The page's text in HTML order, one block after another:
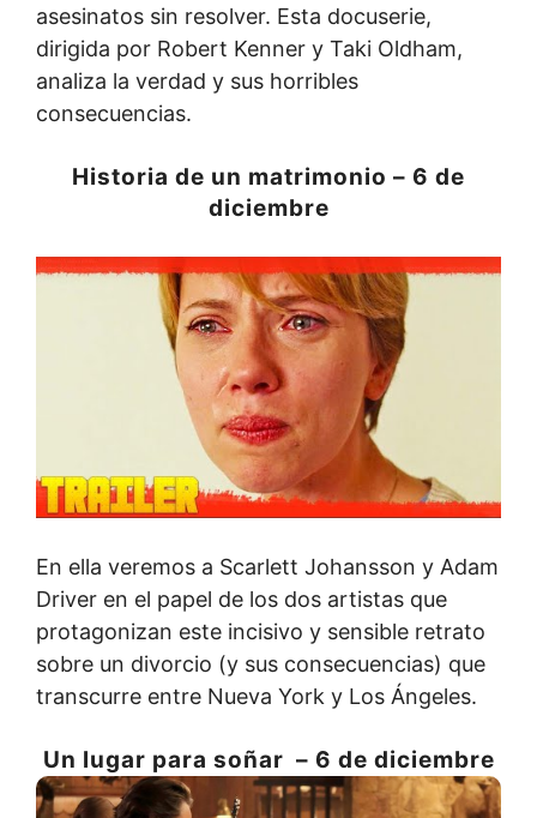
asesinatos sin resolver. Esta docuserie,
dirigida por Robert Kenner y Taki Oldham,
analiza la verdad y sus horribles
consecuencias.
Historia de un matrimonio – 6 de
diciembre
En ella veremos a Scarlett Johansson y Adam
Driver en el papel de los dos artistas que
protagonizan este incisivo y sensible retrato
sobre un divorcio (y sus consecuencias) que
transcurre entre Nueva York y Los Ángeles.
Un lugar para soñar – 6 de diciembre